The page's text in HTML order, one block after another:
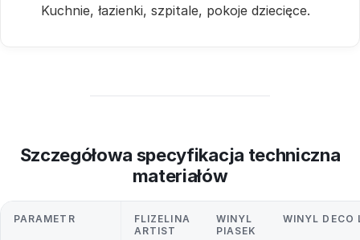
Kuchnie, łazienki, szpitale, pokoje dziecięce.
Szczegółowa specyfikacja techniczna
materiałów
PARAMETR
FLIZELINA
ARTIST
WINYL
PIASEK
WINYL DECO